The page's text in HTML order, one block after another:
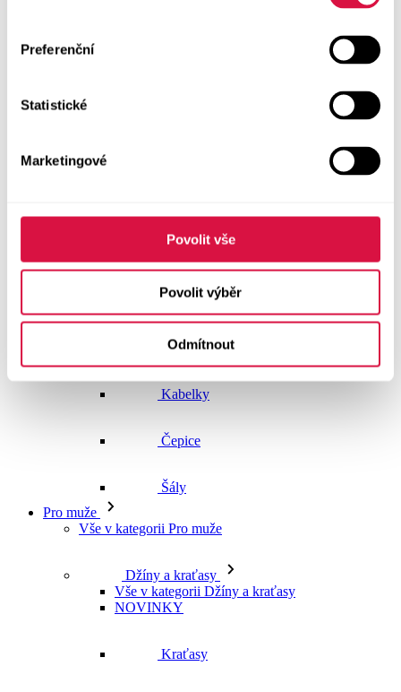
Preferenční
Statistické
Marketingové
Povolit vše
Povolit výběr
Odmítnout
Boty GEOX
Pásky
Peněženky
Kabelky
Čepice
Šály
Pro muže
Vše v kategorii Pro muže
Džíny a kraťasy
Vše v kategorii Džíny a kraťasy
NOVINKY
Kraťasy